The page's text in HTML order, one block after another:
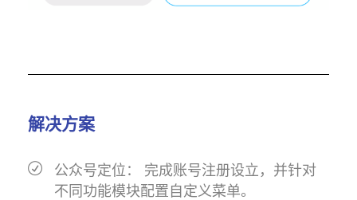
解决方案
公众号定位： 完成账号注册设立，并针对
不同功能模块配置自定义菜单。